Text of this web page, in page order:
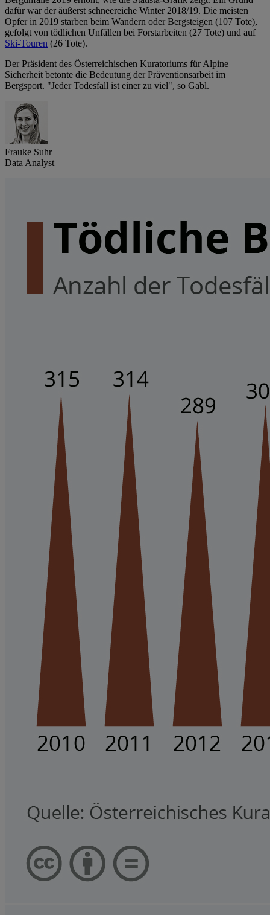
dafür war der äußerst schneereiche Winter 2018/19. Die meisten
Opfer in 2019 starben beim Wandern oder Bergsteigen (107 Tote),
gefolgt von tödlichen Unfällen bei Forstarbeiten (27 Tote) und auf
Ski-Touren (26 Tote).
Der Präsident des Österreichischen Kuratoriums für Alpine
Sicherheit betonte die Bedeutung der Präventionsarbeit im
Bergsport. "Jeder Todesfall ist einer zu viel", so Gabl.
Frauke Suhr
Data Analyst